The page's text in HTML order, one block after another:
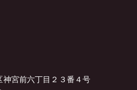
神宮前六丁目２３番４号